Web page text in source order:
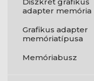
adapter memória
Grafikus adapter
memóriatípusa
Memóriabusz